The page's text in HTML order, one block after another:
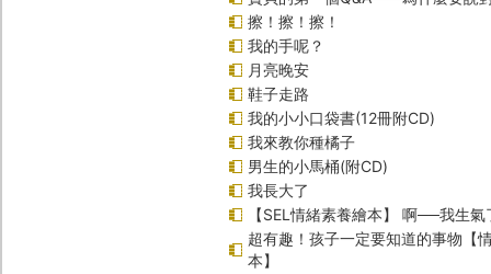
擦！擦！擦！
我的手呢？
月亮晚安
鞋子走路
我的小小口袋書(12冊附CD)
我來教你種橘子
男生的小馬桶(附CD)
我長大了
【SEL情緒素養繪本】 啊──我生
超有趣！孩子一定要知道的事物【
本】